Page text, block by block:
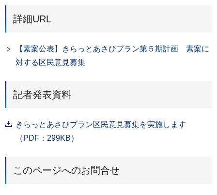
詳細URL
【素案公表】きらっとあさひプラン第５期計画 素案に
対する区民意見募集
記者発表資料
きらっとあさひプラン区民意見募集を実施します
（PDF：299KB）
このページへのお問合せ